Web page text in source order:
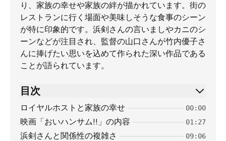
り、家族の幸せや家族の絆が描かれています。街の
レストランに行く場面や美味しそうな食事のシーン
が特に印象的です。浜剣さんの言いましやカニのシ
ーンなどが注目され、監督の山口さんが竹内優子さ
んに捧げたい思いを込めて作られた深い作品である
ことが語られています。
目次
ロイヤルホストと家族の幸せ 00:00
映画「おいハンサム!!」の内容 01:27
浜剣さんと関係性の複雑さ 09:06